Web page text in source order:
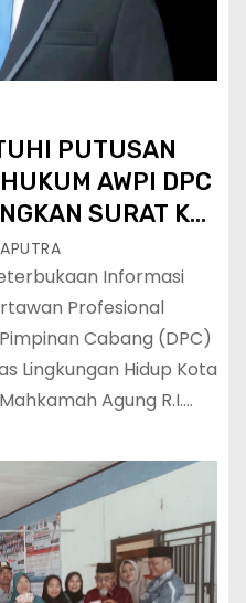
PUTUSAN
AWPI DPC
SURAT KE
Informasi
Profesional
Cabang (DPC)
Lingkungan Hidup Kota
Agung R.I.…